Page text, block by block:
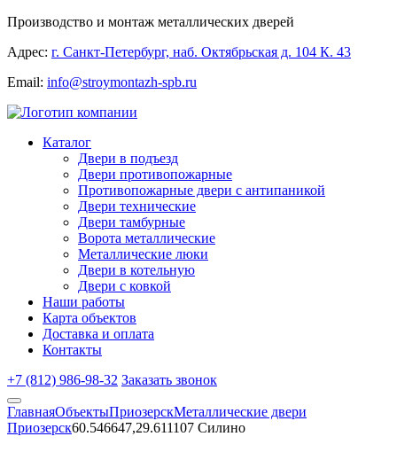
Производство и монтаж металлических дверей
Адрес: г. Санкт-Петербург, наб. Октябрьская д. 104 К. 43
Email: info@stroymontazh-spb.ru
Каталог
Двери в подъезд
Двери противопожарные
Противопожарные двери с антипаникой
Двери технические
Двери тамбурные
Ворота металлические
Металлические люки
Двери в котельную
Двери с ковкой
Наши работы
Карта объектов
Доставка и оплата
Контакты
+7 (812) 986-98-32 Заказать звонок
ГлавнаяОбъектыПриозерскМеталлические двери
Приозерск60.546647,29.611107 Силино